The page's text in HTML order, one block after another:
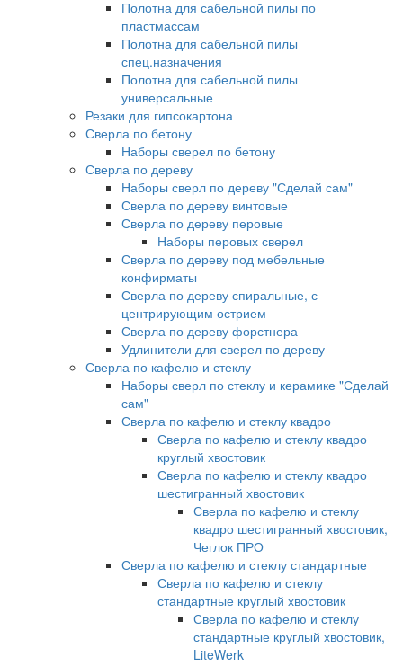
Полотна для сабельной пилы по
пластмассам
Полотна для сабельной пилы
спец.назначения
Полотна для сабельной пилы
универсальные
Резаки для гипсокартона
Сверла по бетону
Наборы сверел по бетону
Сверла по дереву
Наборы сверл по дереву "Сделай сам"
Сверла по дереву винтовые
Сверла по дереву перовые
Наборы перовых сверел
Сверла по дереву под мебельные
конфирматы
Сверла по дереву спиральные, с
центрирующим острием
Сверла по дереву форстнера
Удлинители для сверел по дереву
Сверла по кафелю и стеклу
Наборы сверл по стеклу и керамике "Сделай
сам"
Сверла по кафелю и стеклу квадро
Сверла по кафелю и стеклу квадро
круглый хвостовик
Сверла по кафелю и стеклу квадро
шестигранный хвостовик
Сверла по кафелю и стеклу
квадро шестигранный хвостовик,
Чеглок ПРО
Сверла по кафелю и стеклу стандартные
Сверла по кафелю и стеклу
стандартные круглый хвостовик
Сверла по кафелю и стеклу
стандартные круглый хвостовик,
LiteWerk